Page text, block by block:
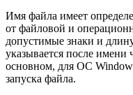
Имя файла имеет
от файловой и
допустимые знаки и
указывается после имени
основном, для ОС
запуска файла.